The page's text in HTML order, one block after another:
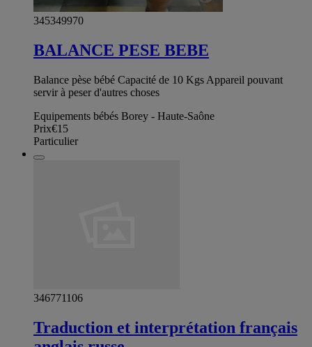
345349970
BALANCE PESE BEBE
Balance pèse bébé Capacité de 10 Kgs Appareil pouvant
servir à peser d'autres choses
Equipements bébés Borey - Haute-Saône
Prix€15
Particulier
346771106
Traduction et interprétation français